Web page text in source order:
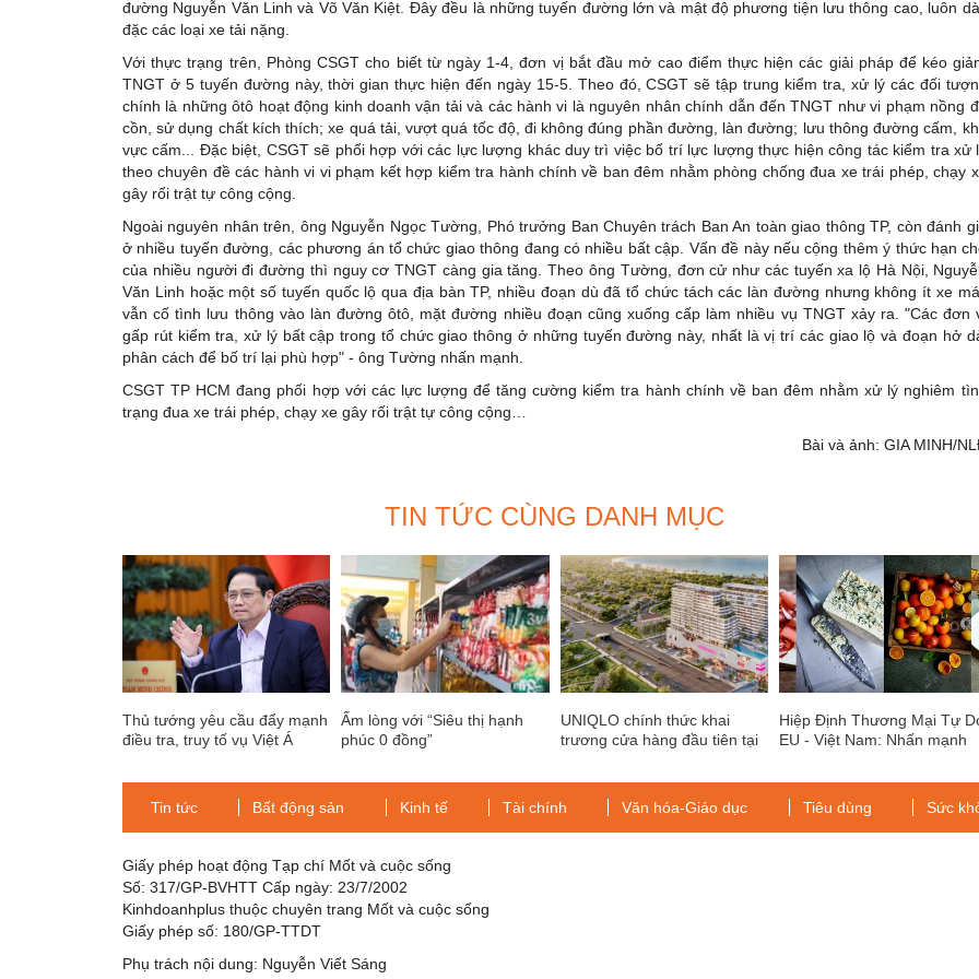
đường Nguyễn Văn Linh và Võ Văn Kiệt. Đây đều là những tuyến đường lớn và mật độ phương tiện lưu thông cao, luôn
đặc các loại xe tải nặng.
Với thực trạng trên, Phòng CSGT cho biết từ ngày 1-4, đơn vị bắt đầu mở cao điểm thực hiện các giải pháp để kéo
TNGT ở 5 tuyến đường này, thời gian thực hiện đến ngày 15-5. Theo đó, CSGT sẽ tập trung kiểm tra, xử lý các đối
chính là những ôtô hoạt động kinh doanh vận tải và các hành vi là nguyên nhân chính dẫn đến TNGT như vi phạm nồng
cồn, sử dụng chất kích thích; xe quá tải, vượt quá tốc độ, đi không đúng phần đường, làn đường; lưu thông đường cấm,
vực cấm... Đặc biệt, CSGT sẽ phối hợp với các lực lượng khác duy trì việc bố trí lực lượng thực hiện công tác kiểm tra xử
theo chuyên đề các hành vi vi phạm kết hợp kiểm tra hành chính về ban đêm nhằm phòng chống đua xe trái phép, chạy
gây rối trật tự công cộng.
Ngoài nguyên nhân trên, ông Nguyễn Ngọc Tường, Phó trưởng Ban Chuyên trách Ban An toàn giao thông TP, còn đánh
ở nhiều tuyến đường, các phương án tổ chức giao thông đang có nhiều bất cập. Vấn đề này nếu cộng thêm ý thức hạn
của nhiều người đi đường thì nguy cơ TNGT càng gia tăng. Theo ông Tường, đơn cử như các tuyến xa lộ Hà Nội,
Văn Linh hoặc một số tuyến quốc lộ qua địa bàn TP, nhiều đoạn dù đã tổ chức tách các làn đường nhưng không ít xe
vẫn cố tình lưu thông vào làn đường ôtô, mặt đường nhiều đoạn cũng xuống cấp làm nhiều vụ TNGT xảy ra. "Các đơn
gấp rút kiểm tra, xử lý bất cập trong tổ chức giao thông ở những tuyến đường này, nhất là vị trí các giao lộ và đoạn hở
phân cách để bố trí lại phù hợp" - ông Tường nhấn mạnh.
CSGT TP HCM đang phối hợp với các lực lượng để tăng cường kiểm tra hành chính về ban đêm nhằm xử lý nghiêm
trạng đua xe trái phép, chạy xe gây rối trật tự công cộng…
Bài và ảnh: GIA MINH/
TIN TỨC CÙNG DANH MỤC
Thủ tướng yêu cầu đẩy mạnh
điều tra, truy tố vụ Việt Á
Ấm lòng với “Siêu thị hạnh
phúc 0 đồng”
UNIQLO chính thức khai
trương cửa hàng đầu tiên tại
Hiệp Định Thương Mại Tự
EU - Việt Nam: Nhấn mạnh
lương Read more: Hiệp Định
Thương Mại Tự Do EU - Việt
Nam: Nhấn mạnh cơ
Tin tức Bất động sản Kinh tế Tài chính Văn hóa-Giáo dục Tiêu dùng Sức
Giấy phép hoạt động Tạp chí Mốt và cuộc sống
Số: 317/GP-BVHTT Cấp ngày: 23/7/2002
Kinhdoanhplus thuộc chuyên trang Mốt và cuộc sống
Giấy phép số: 180/GP-TTDT
Phụ trách nội dung: Nguyễn Viết Sáng